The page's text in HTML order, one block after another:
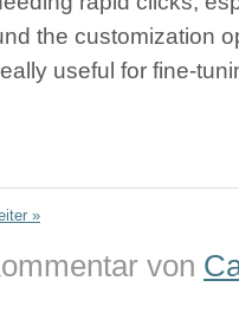
the customization
useful for fine-
»
von